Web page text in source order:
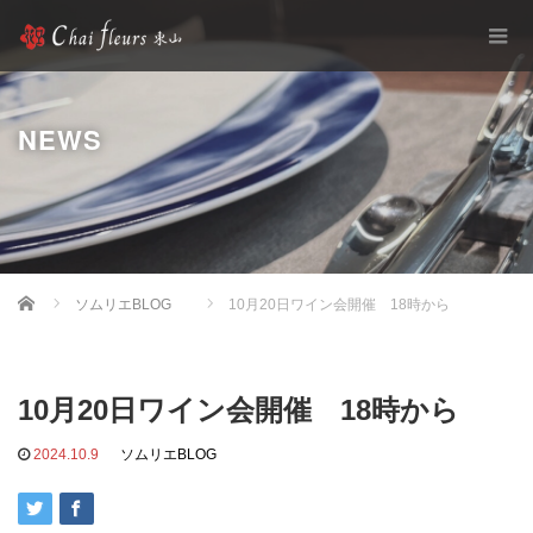
NEWS
Home ソムリエBLOG 10月20日ワイン会開催 18時から
10月20日ワイン会開催 18時から
2024.10.9 ソムリエBLOG